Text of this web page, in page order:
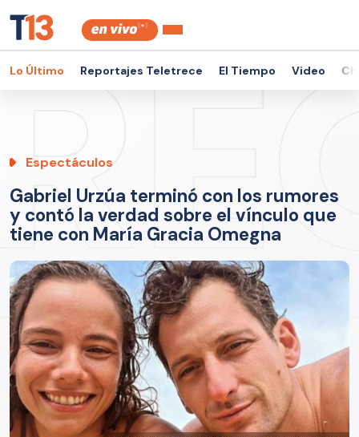
Lo Último Reportajes Teletrece El Tiempo Video
Espectáculos
Gabriel Urzúa terminó con los rumores
y contó la verdad sobre el vínculo que
tiene con María Gracia Omegna